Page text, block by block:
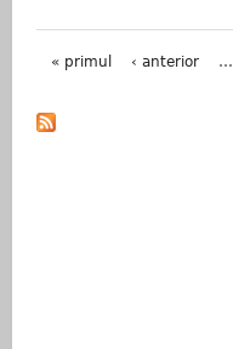
Pagini
« primul ‹ anterior …